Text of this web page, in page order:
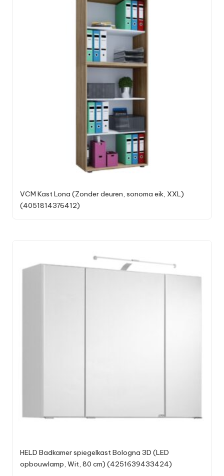
VCM Kast Lona (Zonder deuren, sonoma eik, XXL)
(4051814376412)
HELD Badkamer spiegelkast Bologna 3D (LED
opbouwlamp, Wit, 80 cm) (4251639433424)